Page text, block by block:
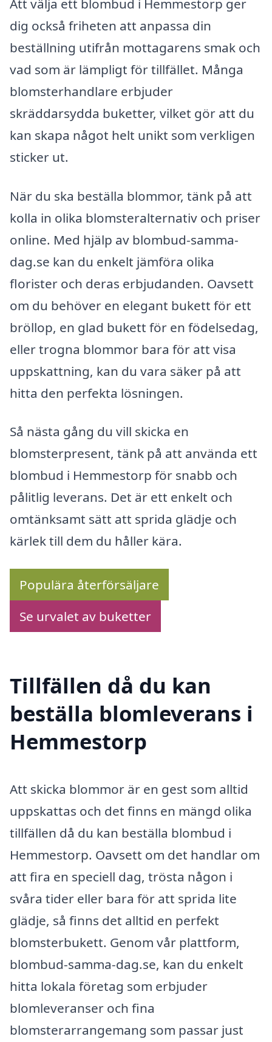
Att välja ett blombud i Hemmestorp ger
dig också friheten att anpassa din
beställning utifrån mottagarens smak och
vad som är lämpligt för tillfället. Många
blomsterhandlare erbjuder
skräddarsydda buketter, vilket gör att du
kan skapa något helt unikt som verkligen
sticker ut.
När du ska beställa blommor, tänk på att
kolla in olika blomsteralternativ och priser
online. Med hjälp av blombud-samma-
dag.se kan du enkelt jämföra olika
florister och deras erbjudanden. Oavsett
om du behöver en elegant bukett för ett
bröllop, en glad bukett för en födelsedag,
eller trogna blommor bara för att visa
uppskattning, kan du vara säker på att
hitta den perfekta lösningen.
Så nästa gång du vill skicka en
blomsterpresent, tänk på att använda ett
blombud i Hemmestorp för snabb och
pålitlig leverans. Det är ett enkelt och
omtänksamt sätt att sprida glädje och
kärlek till dem du håller kära.
Populära återförsäljare
Se urvalet av buketter
Tillfällen då du kan
beställa blomleverans i
Hemmestorp
Att skicka blommor är en gest som alltid
uppskattas och det finns en mängd olika
tillfällen då du kan beställa blombud i
Hemmestorp. Oavsett om det handlar om
att fira en speciell dag, trösta någon i
svåra tider eller bara för att sprida lite
glädje, så finns det alltid en perfekt
blomsterbukett. Genom vår plattform,
blombud-samma-dag.se, kan du enkelt
hitta lokala företag som erbjuder
blomleveranser och fina
blomsterarrangemang som passar just